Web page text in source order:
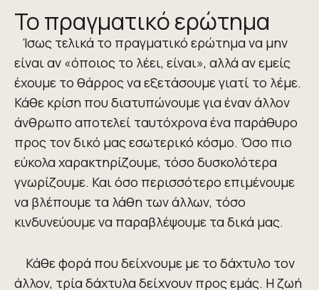
Το πραγματικό ερώτημα
Ίσως τελικά το πραγματικό ερώτημα να μην
είναι αν «όποιος το λέει, είναι», αλλά αν εμείς
έχουμε το θάρρος να εξετάσουμε γιατί το λέμε.
Κάθε κρίση που διατυπώνουμε για έναν άλλον
άνθρωπο αποτελεί ταυτόχρονα ένα παράθυρο
προς τον δικό μας εσωτερικό κόσμο. Όσο πιο
εύκολα χαρακτηρίζουμε, τόσο δυσκολότερα
γνωρίζουμε. Και όσο περισσότερο επιμένουμε
να βλέπουμε τα λάθη των άλλων, τόσο
κινδυνεύουμε να παραβλέψουμε τα δικά μας.
Κάθε φορά που δείχνουμε με το δάχτυλο τον
άλλον, τρία δάχτυλα δείχνουν προς εμάς. Η ζωή